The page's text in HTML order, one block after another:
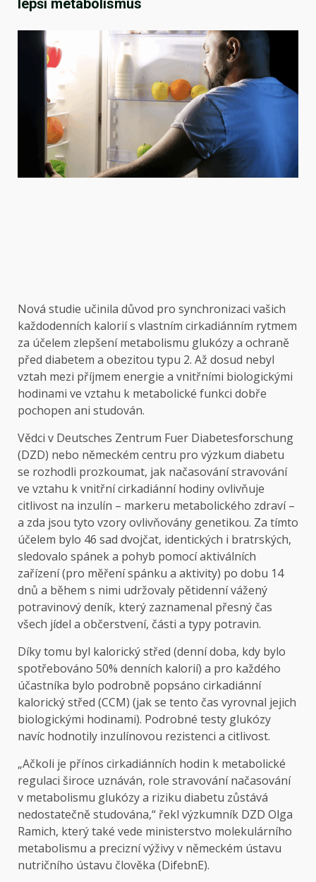
lepší metabolismus
Nová studie učinila důvod pro synchronizaci vašich
každodenních kalorií s vlastním cirkadiánním rytmem
za účelem zlepšení metabolismu glukózy a ochraně
před diabetem a obezitou typu 2. Až dosud nebyl
vztah mezi příjmem energie a vnitřními biologickými
hodinami ve vztahu k metabolické funkci dobře
pochopen ani studován.
Vědci v Deutsches Zentrum Fuer Diabetesforschung
(DZD) nebo německém centru pro výzkum diabetu
se rozhodli prozkoumat, jak načasování stravování
ve vztahu k vnitřní cirkadiánní hodiny ovlivňuje
citlivost na inzulín – markeru metabolického zdraví –
a zda jsou tyto vzory ovlivňovány genetikou. Za tímto
účelem bylo 46 sad dvojčat, identických i bratrských,
sledovalo spánek a pohyb pomocí aktiválních
zařízení (pro měření spánku a aktivity) po dobu 14
dnů a během s nimi udržovaly pětidenní vážený
potravinový deník, který zaznamenal přesný čas
všech jídel a občerstvení, části a typy potravin.
Díky tomu byl kalorický střed (denní doba, kdy bylo
spotřebováno 50% denních kalorií) a pro každého
účastníka bylo podrobně popsáno cirkadiánní
kalorický střed (CCM) (jak se tento čas vyrovnal jejich
biologickými hodinami). Podrobné testy glukózy
navíc hodnotily inzulínovou rezistenci a citlivost.
„Ačkoli je přínos cirkadiánních hodin k metabolické
regulaci široce uznáván, role stravování načasování
v metabolismu glukózy a riziku diabetu zůstává
nedostatečně studována,“ řekl výzkumník DZD Olga
Ramich, který také vede ministerstvo molekulárního
metabolismu a precizní výživy v německém ústavu
nutričního ústavu člověka (DifebnE).